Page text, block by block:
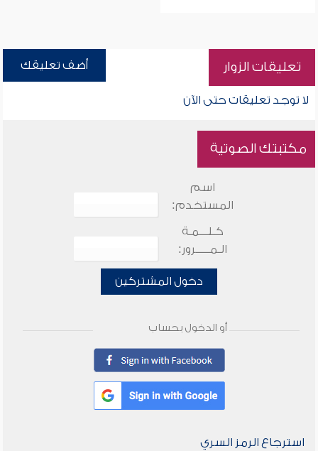
تعليقات الزوار أضف تعليقك
لا توجد تعليقات حتى الآن
مكتبتك الصوتية
اسم
المستخدم:
كـلـــمـة
الـمـــــرور:
دخول المشتركين
أو الدخول بحساب
استرجاع الرمز السري